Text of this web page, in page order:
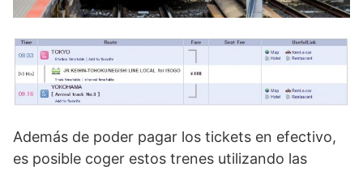
Además de poder pagar los tickets en efectivo,
es posible coger estos trenes utilizando las